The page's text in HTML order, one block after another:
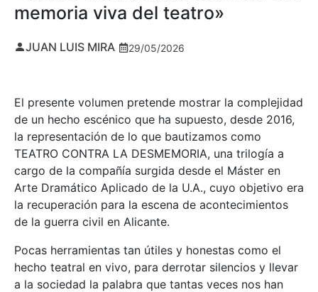
memoria viva del teatro»
JUAN LUIS MIRA 29/05/2026
El presente volumen pretende mostrar la complejidad
de un hecho escénico que ha supuesto, desde 2016,
la representación de lo que bautizamos como
TEATRO CONTRA LA DESMEMORIA, una trilogía a
cargo de la compañía surgida desde el Máster en
Arte Dramático Aplicado de la U.A., cuyo objetivo era
la recuperación para la escena de acontecimientos
de la guerra civil en Alicante.
Pocas herramientas tan útiles y honestas como el
hecho teatral en vivo, para derrotar silencios y llevar
a la sociedad la palabra que tantas veces nos han